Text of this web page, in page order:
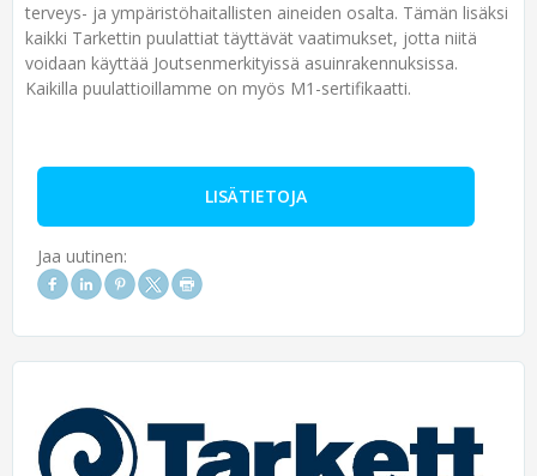
terveys- ja ympäristöhaitallisten aineiden osalta. Tämän lisäksi
kaikki Tarkettin puulattiat täyttävät vaatimukset, jotta niitä
voidaan käyttää Joutsenmerkityissä asuinrakennuksissa.
Kaikilla puulattioillamme on myös M1-sertifikaatti.
LISÄTIETOJA
Jaa uutinen: